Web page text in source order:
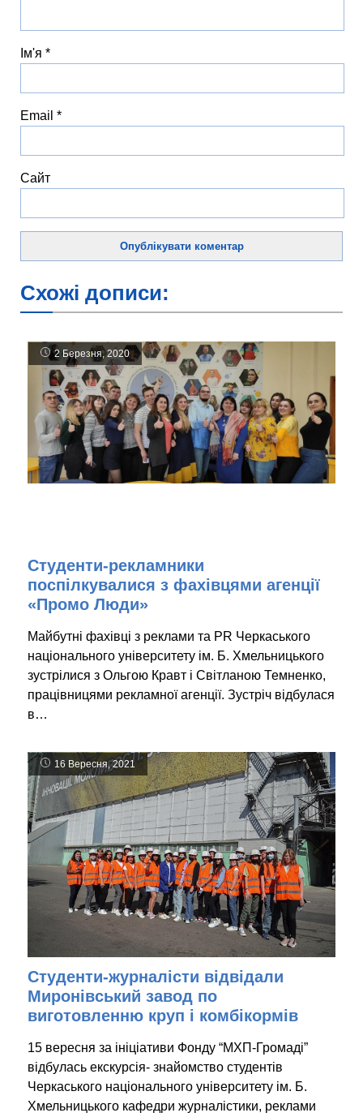
Ім'я *
Email *
Сайт
Схожі дописи:
2 Березня, 2020
Студенти-рекламники
поспілкувалися з фахівцями агенції
«Промо Люди»
Майбутні фахівці з реклами та PR Черкаського
національного університету ім. Б. Хмельницького
зустрілися з Ольгою Кравт і Світланою Темненко,
працівницями рекламної агенції. Зустріч відбулася
в…
16 Вересня, 2021
Студенти-журналісти відвідали
Миронівський завод по
виготовленню круп і комбікормів
15 вересня за ініціативи Фонду “МХП-Громаді”
відбулась екскурсія- знайомство студентів
Черкаського національного університету ім. Б.
Хмельницького кафедри журналістики, реклами